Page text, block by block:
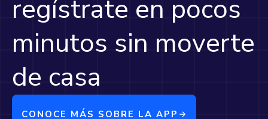
regístrate en pocos
minutos sin moverte
de casa
CONOCE MÁS SOBRE LA APP